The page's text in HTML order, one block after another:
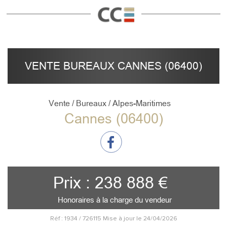
VENTE BUREAUX CANNES (06400)
Vente / Bureaux / Alpes-Maritimes
Cannes (06400)
Prix : 238 888 €
Honoraires à la charge du vendeur
Réf : 1934 / 726115 Mise à jour le 24/04/2026